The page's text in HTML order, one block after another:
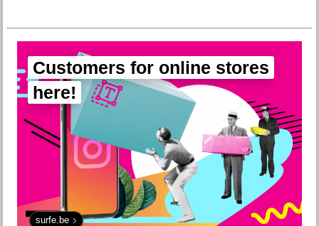
Customers for online stores
here!
surfe.be